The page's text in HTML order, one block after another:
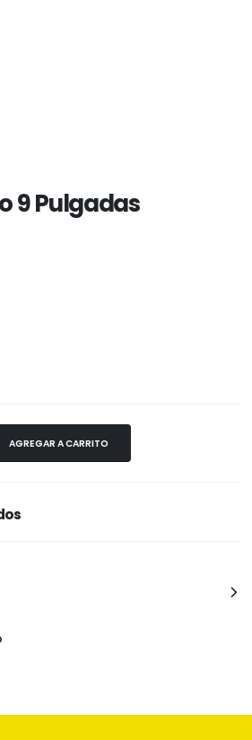
9 Pulgadas
AGREGAR A CARRITO